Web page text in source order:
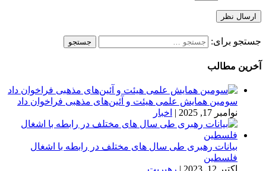
جستجو برای:
آخرین مطالب
سومین همایش علمی هیئت و آئین‌های مذهبی فراخوان داد
نوامبر 17, 2025
| اخبار
بیانات رهبری طی سال های مختلف در رابطه با اشغال
فلسطین